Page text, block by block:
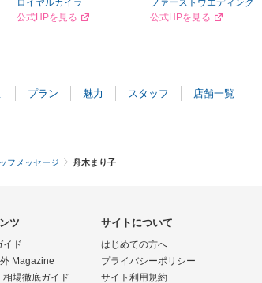
ロイヤルカイラ
公式HPを見る
ファーストウエディング
公式HPを見る
プラン 魅力 スタッフ 店舗一覧
フメッセージ 舟木まり子
ツ
イド
Magazine
場徹底ガイド
サイトについて
はじめての方へ
プライバシーポリシー
サイト利用規約